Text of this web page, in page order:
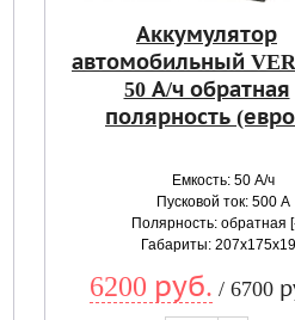
Аккумулятор
автомобильный
50 А/ч обратная
полярность
Емкость: 50 А/ч
Пусковой ток: 500 А
Полярность: обратная
Габариты:
6200 руб. / 6700